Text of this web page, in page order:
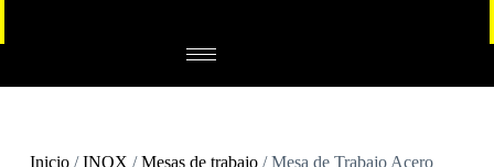
Inicio/INOX /Mesas de trabajo/ Mesa de Trabajo Acero